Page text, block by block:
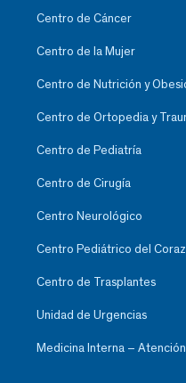
Centro de Cáncer
Centro de la Mujer
Centro de Nutrición y
Centro de Ortopedia y
Centro de Pediatría
Centro de Cirugía
Centro Neurológico
Centro Pediátrico del
Centro de Trasplantes
Unidad de Urgencias
Medicina Interna –